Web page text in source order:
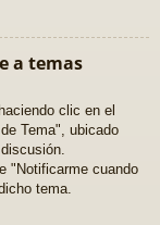
a temas
clic en el
Tema", ubicado
"Notificarme cuando
tema.